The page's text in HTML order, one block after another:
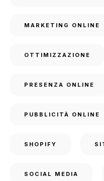
MARKETING ONLINE
OTTIMIZZAZIONE
PRESENZA ONLINE
PUBBLICITÀ ONLINE
SHOPIFY
SOCIAL MEDIA